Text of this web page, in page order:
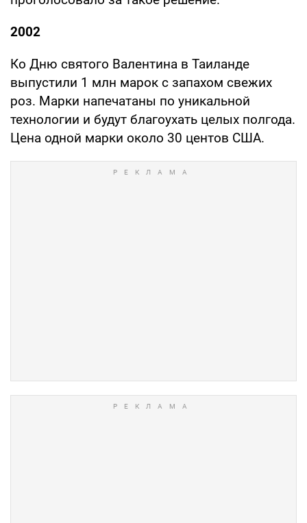
2002
Ко Дню святого Валентина в Таиланде
выпустили 1 млн марок с запахом свежих
роз. Марки напечатаны по уникальной
технологии и будут благоухать целых полгода.
Цена одной марки около 30 центов США.